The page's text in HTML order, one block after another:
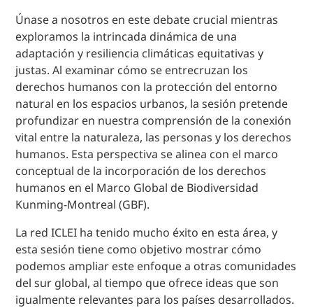
Únase a nosotros en este debate crucial mientras
exploramos la intrincada dinámica de una
adaptación y resiliencia climáticas equitativas y
justas. Al examinar cómo se entrecruzan los
derechos humanos con la protección del entorno
natural en los espacios urbanos, la sesión pretende
profundizar en nuestra comprensión de la conexión
vital entre la naturaleza, las personas y los derechos
humanos. Esta perspectiva se alinea con el marco
conceptual de la incorporación de los derechos
humanos en el Marco Global de Biodiversidad
Kunming-Montreal (GBF).
La red ICLEI ha tenido mucho éxito en esta área, y
esta sesión tiene como objetivo mostrar cómo
podemos ampliar este enfoque a otras comunidades
del sur global, al tiempo que ofrece ideas que son
igualmente relevantes para los países desarrollados.